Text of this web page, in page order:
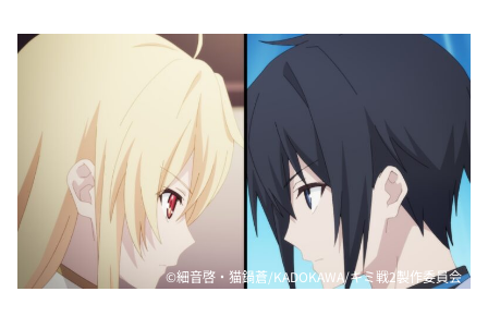
©細音啓・猫鍋蒼/KADOKAWA/キミ戦2製作委員会